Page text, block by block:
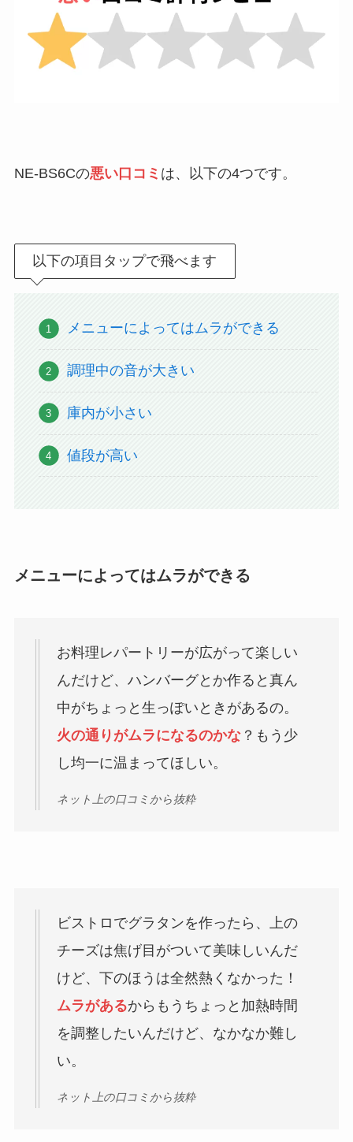
NE-BS6Cの悪い口コミ は、以下の4つです。
以下の項目タップで飛べます
メニューによってはムラができる
調理中の音が大きい
庫内が小さい
値段が高い
メニューによってはムラができる
お料理レパートリーが広がって楽しい
んだけど、ハンバーグとか作ると真ん
中がちょっと生っぽいときがあるの。
火の通りがムラになるのかな？もう少
し均一に温まってほしい。
ネット上の口コミから抜粋
ビストロでグラタンを作ったら、上の
チーズは焦げ目がついて美味しいんだ
けど、下のほうは全然熱くなかった！
ムラがあるからもうちょっと加熱時間
を調整したいんだけど、なかなか難し
い。
ネット上の口コミから抜粋